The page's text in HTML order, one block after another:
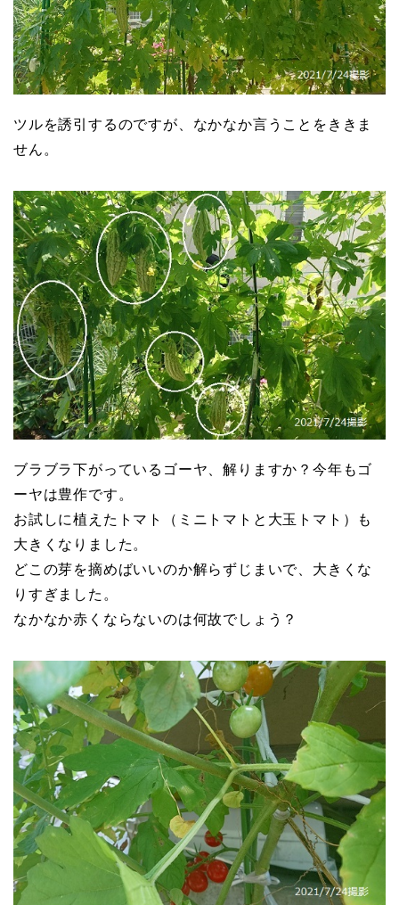
ツルを誘引するのですが、なかなか言うことをききま
せん。
ブラブラ下がっているゴーヤ、解りますか？今年もゴ
ーヤは豊作です。
お試しに植えたトマト（ミニトマトと大玉トマト）も
大きくなりました。
どこの芽を摘めばいいのか解らずじまいで、大きくな
りすぎました。
なかなか赤くならないのは何故でしょう？